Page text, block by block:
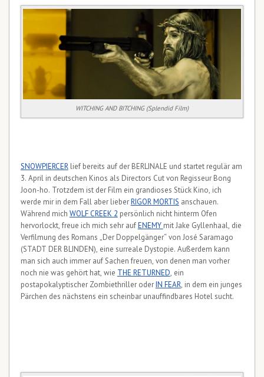
WITCHING AND BITCHING (Splendid Film)
SNOWPIERCERlief bereits auf der BERLINALE und startet regulär am
3. April in deutschen Kinos als Directors Cut von Regisseur Bong
Joon-ho. Trotzdem ist der Film ein grandioses Stück Kino, ich
werde mir in dem Fall aber lieberRIGOR MORTIS anschauen.
Während mich WOLF CREEK 2 persönlich nicht hinterm Ofen
hervorlockt, freue ich mich sehr aufENEMY mit Jake Gyllenhaal, die
Verfilmung des Romans „Der Doppelgänger“ von José Saramago
(STADT DER BLINDEN), eine surreale Dystopie. Außerdem kann
man sich auch immer auf Sachen freuen, von denen man vorher
noch nie was gehört hat, wie THE RETURNED, ein
postapokalyptischer Zombiethriller oderIN FEAR, in dem ein junges
Pärchen des nächstens ein scheinbar unauffindbares Hotel sucht.